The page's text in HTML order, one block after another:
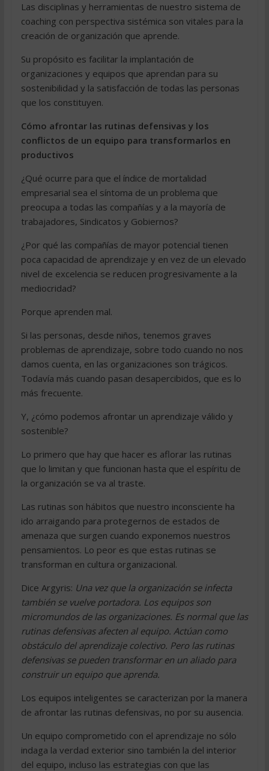
Las disciplinas y herramientas de nuestro sistema de
coaching con perspectiva sistémica son vitales para la
creación de organización que aprende.
Su propósito es facilitar la implantación de
organizaciones y equipos que aprendan para su
sostenibilidad y la satisfacción de todas las personas
que los constituyen.
Cómo afrontar las rutinas defensivas y los
conflictos de un equipo para transformarlos en
productivos
¿Qué ocurre para que el índice de mortalidad
empresarial sea el síntoma de un problema que
preocupa a todas las compañías y a la mayoría de
trabajadores, Sindicatos y Gobiernos?
¿Por qué las compañías de mayor potencial tienen
poca capacidad de aprendizaje y en vez de un elevado
nivel de excelencia se reducen progresivamente a la
mediocridad?
Porque aprenden mal.
Si las personas, desde niños, tenemos graves
problemas de aprendizaje, sobre todo cuando no nos
damos cuenta, en las organizaciones son trágicos.
Todavía más cuando pasan desapercibidos, que es lo
más frecuente.
Y, ¿cómo podemos afrontar un aprendizaje válido y
sostenible?
Lo primero que hay que hacer es aflorar las rutinas
que lo limitan y que funcionan hasta que el espíritu de
la organización se va al traste.
Las rutinas son hábitos que nuestro inconsciente ha
ido arraigando para protegernos de estados de
amenaza que surgen cuando exponemos nuestros
pensamientos. Lo peor es que estas rutinas se
transforman en cultura organizacional.
Dice Argyris: Una vez que la organización se infecta
también se vuelve portadora. Los equipos son
micromundos de las organizaciones. Es normal que las
rutinas defensivas afecten al equipo. Actúan como
obstáculo del aprendizaje colectivo. Pero las rutinas
defensivas se pueden transformar en un aliado para
construir un equipo que aprenda.
Los equipos inteligentes se caracterizan por la manera
de afrontar las rutinas defensivas, no por su ausencia.
Un equipo comprometido con el aprendizaje no sólo
indaga la verdad exterior sino también la del interior
del equipo, incluso las estrategias con que las